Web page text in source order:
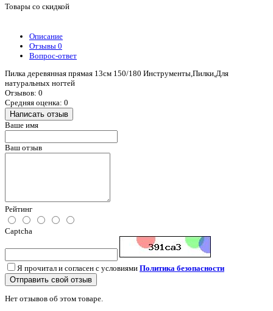
Товары со скидкой
Описание
Отзывы 0
Вопрос-ответ
Пилка деревянная прямая 13см 150/180 Инструменты,Пилки,Для
натуральных ногтей
Отзывов: 0
Средняя оценка: 0
Написать отзыв
Ваше имя
Ваш отзыв
Рейтинг
Captcha
Я прочитал и согласен с условиями Политика безопасности
Отправить свой отзыв
Нет отзывов об этом товаре.